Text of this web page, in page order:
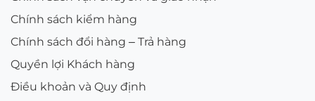
Chính sách kiểm hàng
Chính sách đổi hàng – Trả hàng
Quyền lợi Khách hàng
Điều khoản và Quy định